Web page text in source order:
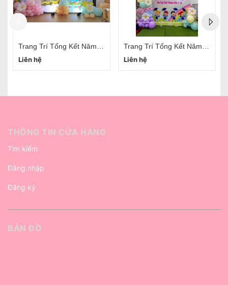
Liên hệ
Dịch Vụ Trang Trí Tổng Kết Năm Học Cho Bé Tiểu Học
Liên hệ
THÔNG TIN CỬA HÀNG
Tìm kiếm
Đăng nhập
Đăng ký
BẢN ĐỒ